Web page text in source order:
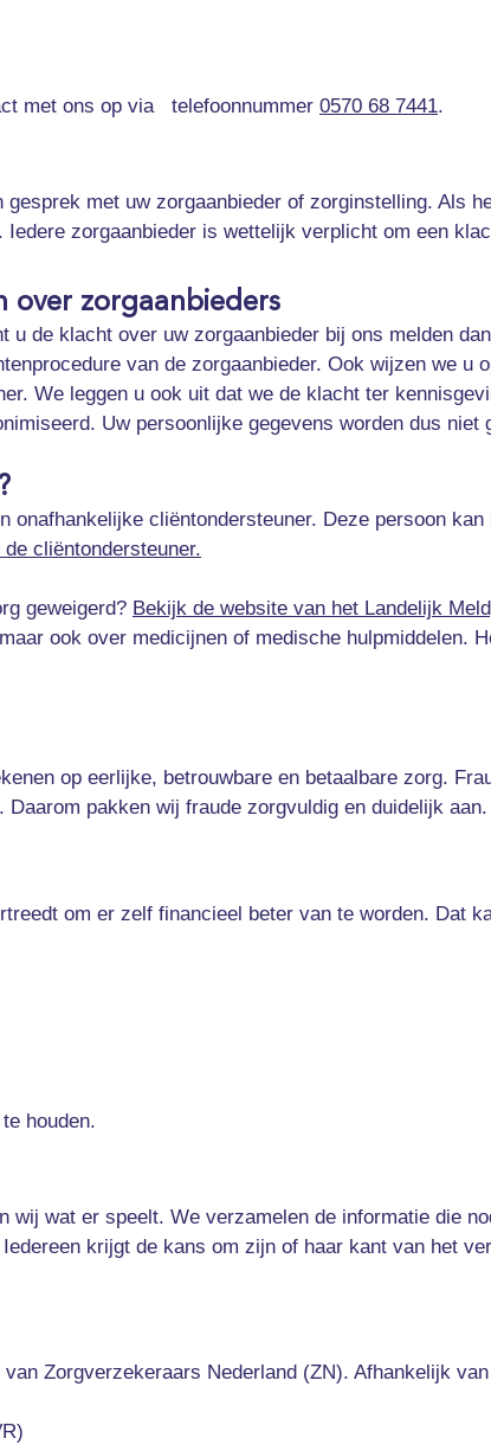
met ons op via telefoonnummer 0570 68 7441.
met uw zorgaanbieder of zorginstelling. Als
zorgaanbieder is wettelijk verplicht om een
zorgaanbieders
de klacht over uw zorgaanbieder bij ons melden
van de zorgaanbieder. Ook wijzen we u
We leggen u ook uit dat we de klacht ter
Uw persoonlijke gegevens worden dus niet
onafhankelijke cliëntondersteuner. Deze persoon
cliëntondersteuner.
geweigerd? Bekijk de website van het Landelijk
ook over medicijnen of medische hulpmiddelen.
op eerlijke, betrouwbare en betaalbare zorg.
pakken wij fraude zorgvuldig en duidelijk aan.
om er zelf financieel beter van te worden. Dat
houden.
wat er speelt. We verzamelen de informatie die
krijgt de kans om zijn of haar kant van het
Zorgverzekeraars Nederland (ZN). Afhankelijk